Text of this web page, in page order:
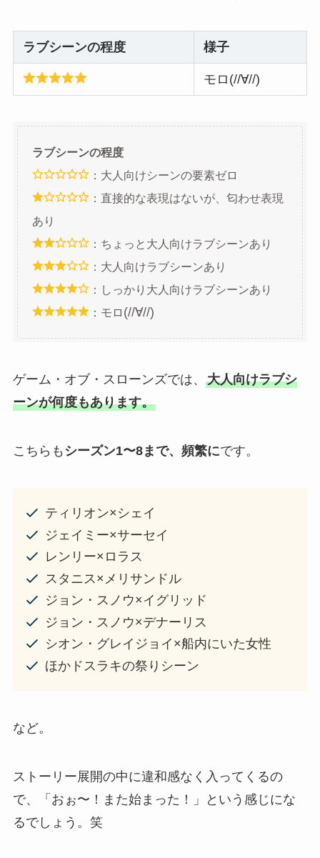
ラブシーンの程度 様子
モロ(//∀//)
ラブシーンの程度
：大人向けシーンの要素ゼロ
：直接的な表現はないが、匂わせ表現
あり
：ちょっと大人向けラブシーンあり
：大人向けラブシーンあり
：しっかり大人向けラブシーンあり
：モロ (//∀//)
ゲーム・オブ・スローンズでは、 大人向けラブシ
ーンが何度もあります。
こちらも シーズン1〜8まで、頻繁にです。
ティリオン×シェイ
ジェイミー×サーセイ
レンリー×ロラス
スタニス×メリサンドル
ジョン・スノウ×イグリッド
ジョン・スノウ×デナーリス
シオン・グレイジョイ×船内にいた女性
ほかドスラキの祭りシーン
など。
ストーリー展開の中に違和感なく入ってくるの
で、「おぉ〜！また始まった！」という感じにな
るでしょう。笑